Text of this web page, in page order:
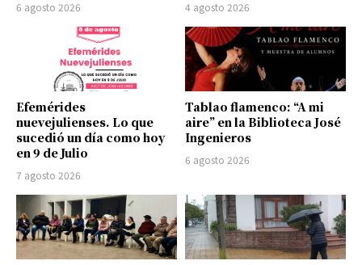
6 agosto 2026 4 agosto 2026
Efemérides
nuevejulienses. Lo que
sucedió un día como hoy
en 9 de Julio
7 agosto 2026
Tablao flamenco: “A mi
aire” en la Biblioteca José
Ingenieros
6 agosto 2026